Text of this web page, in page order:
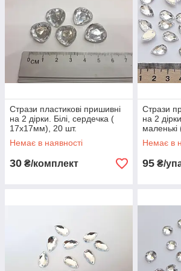
Стрази пластикові пришивні
на 2 дірки. Білі, сердечка (
17х17мм), 20 шт.
Немає в наявності
30 ₴/комплект
Стрази
на 2
Немає в
95 ₴/